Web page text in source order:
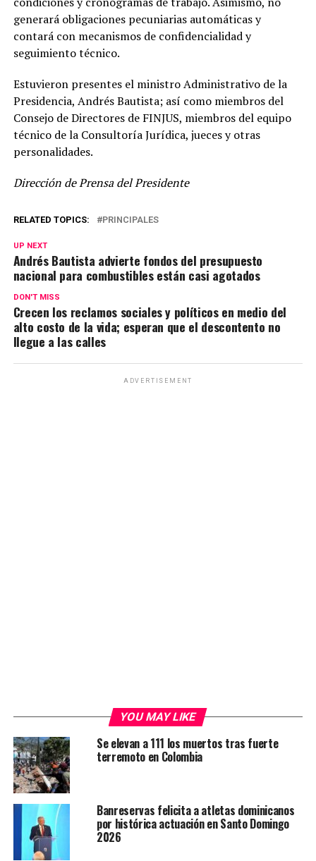
generará obligaciones pecuniarias automáticas y
contará con mecanismos de confidencialidad y
seguimiento técnico.
Estuvieron presentes el ministro Administrativo de la
Presidencia, Andrés Bautista; así como miembros del
Consejo de Directores de FINJUS, miembros del equipo
técnico de la Consultoría Jurídica, jueces y otras
personalidades.
Dirección de Prensa del Presidente
RELATED TOPICS: PRINCIPALES
UP NEXT
Andrés Bautista advierte fondos del presupuesto
nacional para combustibles están casi agotados
DON'T MISS
Crecen los reclamos sociales y políticos en medio del
alto costo de la vida; esperan que el descontento no
llegue a las calles
ADVERTISEMENT
YOU MAY LIKE
Se elevan a 111 los muertos tras fuerte
terremoto en Colombia
Banreservas felicita a atletas dominicanos
por histórica actuación en Santo Domingo
2026